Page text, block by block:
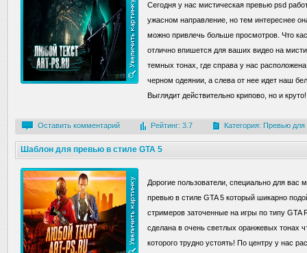
Сегодня у нас мистическая превью psd
ужасном направление, но тем интереснее
можно привлечь больше просмотров. Что
отлично впишется для ваших видео на
темных тонах, где справа у нас
черном одеянии, а слева от нее идет наш
Выглядит действительно крипово, но и круто!
Оставить комментарий Рейтинг: 3.7 Категория: Превью для
Шаблон для превью в стиле GTA 5
Дорогие пользователи, специально для вас
превью в стиле GTA 5 который шикарно
стримеров заточенные на игры по типу
сделана в очень светлых оранжевых тонах
которого трудно устоять! По центру у нас